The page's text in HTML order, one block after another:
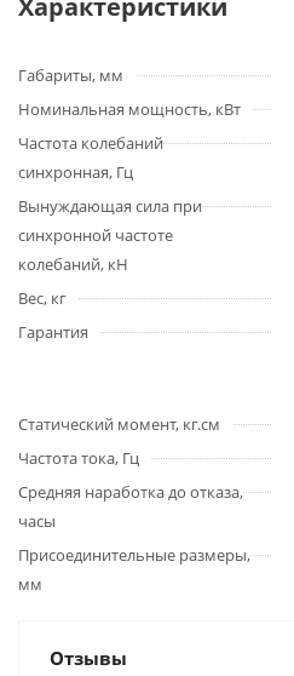
Характеристики
Габариты, мм
Номинальная мощность, кВт
Частота колебаний
синхронная, Гц
Вынуждающая сила при
синхронной частоте
колебаний, кН
Вес, кг
Гарантия
Статический момент, кг.см
Частота тока, Гц
Средняя наработка до отказа,
часы
Присоединительные размеры,
мм
Отзывы